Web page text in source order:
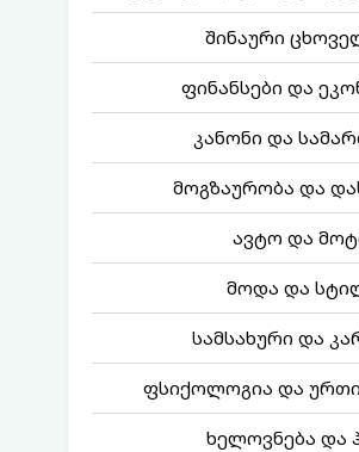
შინაური
ფინანსები და
კანონი და
მოგზაურობა და
ავტო და
მოდა და
სამსახური და
ფსიქოლოგია და
ხელოვნება და